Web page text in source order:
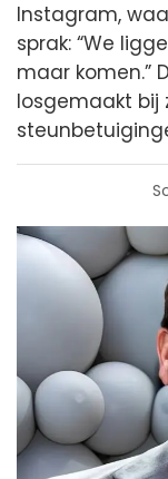
Instagram,
sprak: “We
maar komen.”
losgemaakt bij